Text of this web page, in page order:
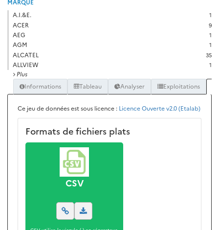
MARQUE
1
A.I.&E.
9
ACER
1
AEG
1
AGM
35
ALCATEL
1
ALLVIEW
Plus
Informations
Tableau Analyser Exploitations
Ce jeu de données est sous licence : Licence Ouverte v2.0 (Etalab)
Formats de fichiers plats
CSV